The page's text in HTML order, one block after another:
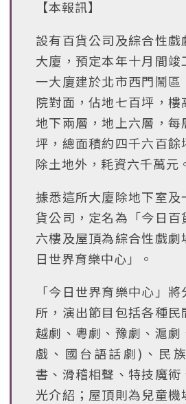
【本報訊】
設有百貨公司及綜合性
大廈，預定本年十月間竣
一大廈建於北市西門鬧區
院對面，佔地七百坪，樓
地下兩層，地上六層，
坪，總面積約四千六百餘
除土地外，耗資六千萬元
據悉這所大廈除地下室及
貨公司，定名為「今日百
六樓及屋頂為綜合性戲
日世界育樂中心」。
「今日世界育樂中心」
所，演出節目包括各種民
越劇、粵劇、豫劇、滬
戲、國台語話劇)、民
書、滑稽相聲、特技魔術
光介紹；屋頂則為兒童